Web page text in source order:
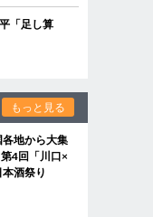
「足し算
もっと見る
地から大集
4回「川口×
酒祭り